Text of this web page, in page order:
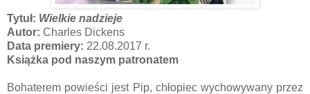
Tytuł: Wielkie nadzieje
Autor: Charles Dickens
Data premiery: 22.08.2017 r.
Książka pod naszym patronatem
Bohaterem powieści jest Pip, chłopiec wychowywany przez